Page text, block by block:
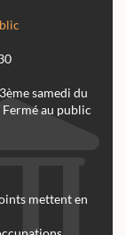
samedi du
au public
mettent en